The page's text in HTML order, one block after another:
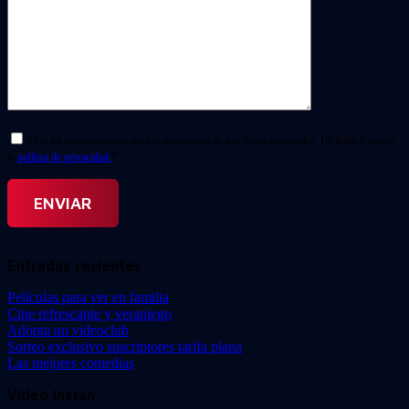
Doy mi consentimiento para el tratamiento de mis datos personales. He leído y acepto
la política de privacidad. *
Entradas recientes
Películas para ver en familia
Cine refrescante y veraniego
Adopta un videoclub
Sorteo exclusivo suscriptores tarifa plana
Las mejores comedias
Video Instan